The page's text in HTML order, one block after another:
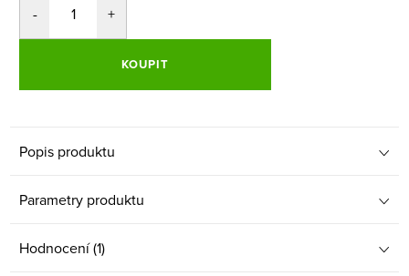
KOUPIT
Popis produktu
Parametry produktu
Hodnocení (1)